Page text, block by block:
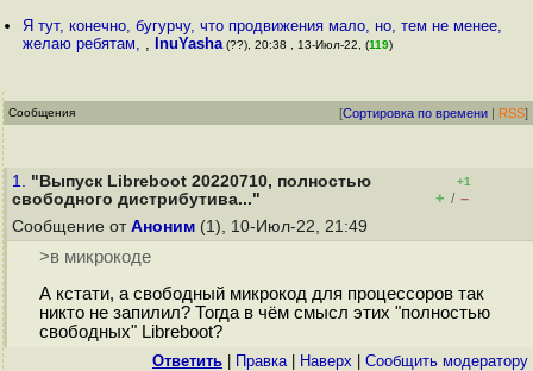
Я тут, конечно, бугурчу, что продвижения мало, но, тем не менее,
желаю ребятам, , InuYasha (??), 20:38 , 13-Июл-22, (119)
Сообщения [Сортировка по времени | RSS]
1. "Выпуск Libreboot 20220710, полностью
свободного дистрибутива..."
+1
+ / –
Сообщение от Аноним (1), 10-Июл-22, 21:49
>в микрокоде
А кстати, а свободный микрокод для процессоров так
никто не запилил? Тогда в чём смысл этих "полностью
свободных" Libreboot?
Ответить Правка| Наверх Cообщить модератору